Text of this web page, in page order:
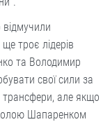
ще троє лідерів
та Володимир
свої сили за
трансфери, але якщо
Шапаренком